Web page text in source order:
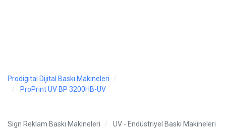
Prodigital Dijital Baskı Makineleri
ProPrint UV BP 3200HB-UV
Sign Reklam Baskı Makineleri
UV - Endüstriyel Baskı Makineleri